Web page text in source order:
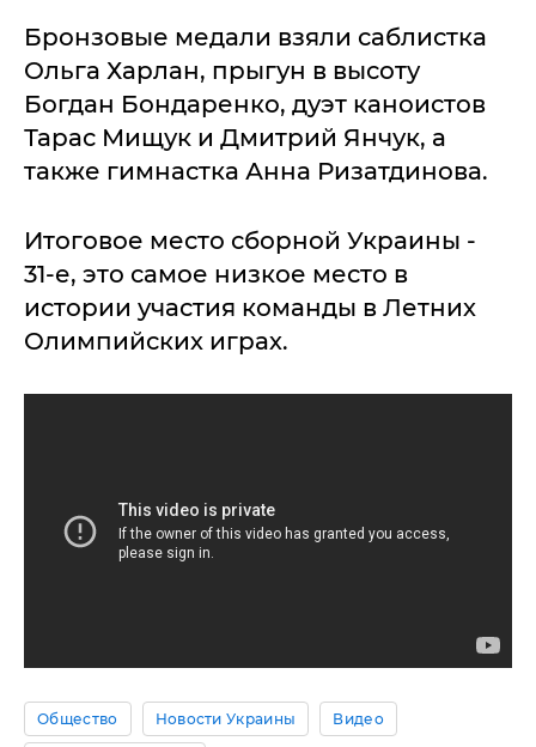
Бронзовые медали взяли саблистка
Ольга Харлан, прыгун в высоту
Богдан Бондаренко, дуэт каноистов
Тарас Мищук и Дмитрий Янчук, а
также гимнастка Анна Ризатдинова.
Итоговое место сборной Украины -
31-е, это самое низкое место в
истории участия команды в Летних
Олимпийских играх.
Общество Новости Украины Видео